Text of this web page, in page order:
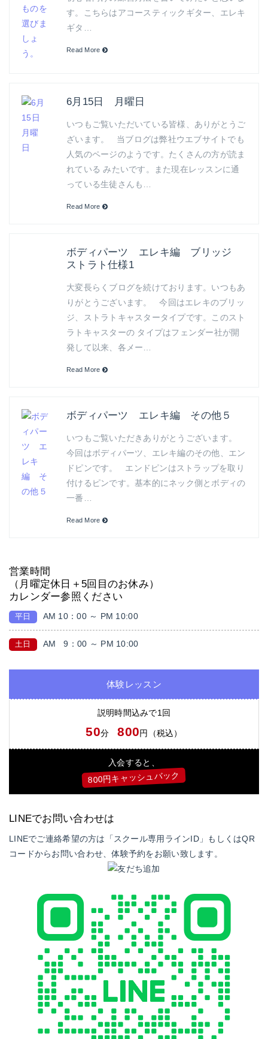
す。こちらはアコースティックギター、エレキ
ギタ…
Read More
6月15日 月曜日
いつもご覧いただいている皆様、ありがとうご
ざいます。 当ブログは弊社ウエブサイトでも
人気のページのようです。たくさんの方が読ま
れている みたいです。また現在レッスンに通
っている生徒さんも…
Read More
ボディパーツ エレキ編 ブリッジ
ストラト仕様1
大変長らくブログを続けております。いつもあ
りがとうございます。 今回はエレキのブリッ
ジ、ストラトキャスタータイプです。このスト
ラトキャスターの タイプはフェンダー社が開
発して以来、各メー…
Read More
ボディパーツ エレキ編 その他５
いつもご覧いただきありがとうございます。
今回はボディパーツ、エレキ編のその他、エン
ドピンです。 エンドピンはストラップを取り
付けるピンです。基本的にネック側とボディの
一番…
Read More
営業時間
（月曜定休日＋5回目のお休み）
カレンダー参照ください
平日 AM 10：00 ～ PM 10:00
土日 AM 9：00 ～ PM 10:00
体験レッスン
説明時間込みで1回
50分800円（税込）
入会すると、
800円キャッシュバック
LINEでお問い合わせは
LINEでご連絡希望の方は「スクール専用ラインID」もしくはQR
コードからお問い合わせ、体験予約をお願い致します。